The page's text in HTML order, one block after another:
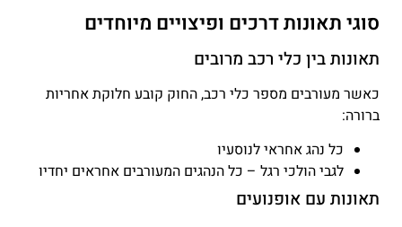
סוגי תאונות דרכים ופיצויים מיוחדים
תאונות בין כלי רכב מרובים
כאשר מעורבים מספר כלי רכב, החוק קובע חלוקת אחריות
ברורה:
כל נהג אחראי לנוסעיו
לגבי הולכי רגל – כל הנהגים המעורבים אחראים יחדיו
תאונות עם אופנועים